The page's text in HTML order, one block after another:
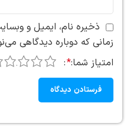
ذخیره نام، ایمیل و
زمانی که دوباره دیدگاهی
امتیاز شما:*
5 4 3 2